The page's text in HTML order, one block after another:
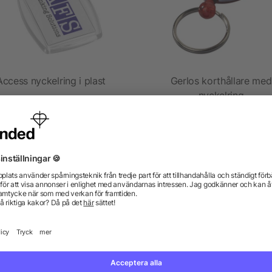
nyckelring i plast
från 2,80 kr
Gerlos korthållare med
nyckelring
Vi har svaren.